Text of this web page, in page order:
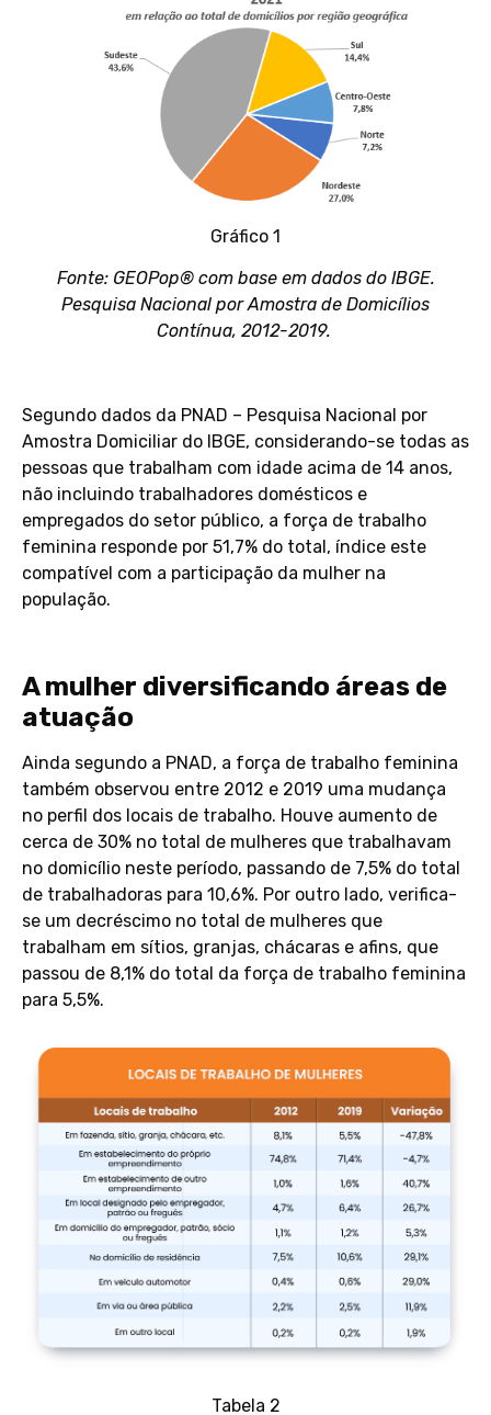
Gráfico 1
Fonte: GEOPop® com base em dados do IBGE.
Pesquisa Nacional por Amostra de Domicílios
Contínua, 2012-2019.
Segundo dados da PNAD – Pesquisa Nacional por
Amostra Domiciliar do IBGE, considerando-se todas as
pessoas que trabalham com idade acima de 14 anos,
não incluindo trabalhadores domésticos e
empregados do setor público, a força de trabalho
feminina responde por 51,7% do total, índice este
compatível com a participação da mulher na
população.
A mulher diversificando áreas de
atuação
Ainda segundo a PNAD, a força de trabalho feminina
também observou entre 2012 e 2019 uma mudança
no perfil dos locais de trabalho. Houve aumento de
cerca de 30% no total de mulheres que trabalhavam
no domicílio neste período, passando de 7,5% do total
de trabalhadoras para 10,6%. Por outro lado, verifica-
se um decréscimo no total de mulheres que
trabalham em sítios, granjas, chácaras e afins, que
passou de 8,1% do total da força de trabalho feminina
para 5,5%.
Tabela 2